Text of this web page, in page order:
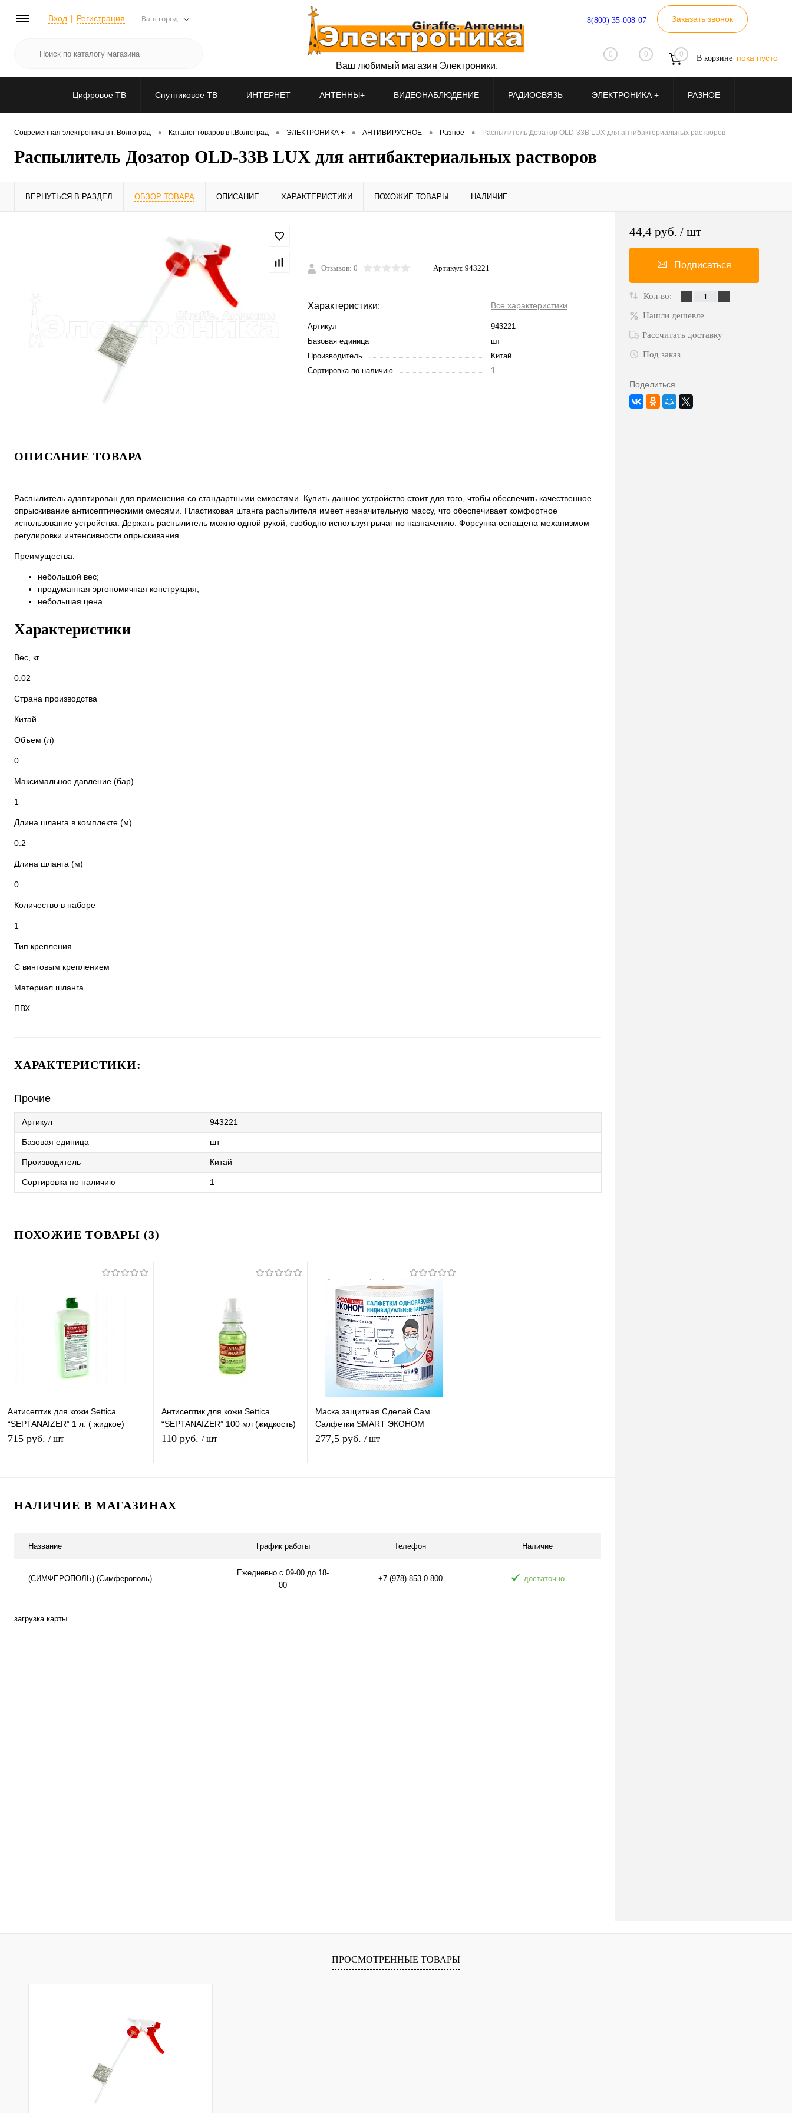
Вход Регистрация Ваш город: 8(800) 35-008-07 Заказать звонок
0 0 0 В корзине пока пусто
Ваш любимый магазин Электроники.
Цифровое ТВ Спутниковое ТВ ИНТЕРНЕТ АНТЕННЫ+ ВИДЕОНАБЛЮДЕНИЕ РАДИОСВЯЗЬ ЭЛЕКТРОНИКА + РАЗНОЕ
Современная электроника в г. Волгоград • Каталог товаров в г.Волгоград • ЭЛЕКТРОНИКА + • АНТИВИРУСНОЕ • Разное • Распылитель Дозатор OLD-33B LUX для антибактериальных растворов
Распылитель Дозатор OLD-33B LUX для антибактериальных растворов
ВЕРНУТЬСЯ В РАЗДЕЛ ОБЗОР ТОВАРА ОПИСАНИЕ ХАРАКТЕРИСТИКИ ПОХОЖИЕ ТОВАРЫ НАЛИЧИЕ
Отзывов: 0 Артикул: 943221
Характеристики: Все характеристики
Артикул
943221
Базовая единица
шт
Производитель
Китай
Сортировка по наличию
1
ОПИСАНИЕ ТОВАРА
Распылитель адаптирован для применения со стандартными емкостями. Купить данное устройство стоит для того, чтобы обеспечить качественное
опрыскивание антисептическими смесями. Пластиковая штанга распылителя имеет незначительную массу, что обеспечивает комфортное
использование устройства. Держать распылитель можно одной рукой, свободно используя рычаг по назначению. Форсунка оснащена механизмом
регулировки интенсивности опрыскивания.
Преимущества:
небольшой вес;
продуманная эргономичная конструкция;
небольшая цена.
Характеристики
Вес, кг
0.02
Страна производства
Китай
Объем (л)
0
Максимальное давление (бар)
1
Длина шланга в комплекте (м)
0.2
Длина шланга (м)
0
Количество в наборе
1
Тип крепления
С винтовым креплением
Материал шланга
ПВХ
ХАРАКТЕРИСТИКИ:
Прочие
Артикул 943221
Базовая единица шт
Производитель Китай
Сортировка по наличию 1
ПОХОЖИЕ ТОВАРЫ (3)
Антисептик для кожи Settica
“SEPTANAIZER” 1 л. ( жидкое)
противовирусный. Еврофлакон под
715 руб. / шт
Купить в 1 клик К сравнению
Антисептик для кожи Settica
“SEPTANAIZER” 100 мл (жидкость)
обеззараживающее средство
110 руб. / шт
Купить в 1 клик
Маска защитная Сделай Сам
Салфетки SMART ЭКОНОМ
одноразовые индивидуальные
277,5 руб. / шт
НАЛИЧИЕ В МАГАЗИНАХ
Название График работы Телефон Наличие
(СИМФЕРОПОЛЬ) (Симферополь)
Ежедневно с 09-00 до 18-
00
+7 (978) 853-0-800 достаточно
загрузка карты...
44,4 руб. / шт
Подписаться
Кол-во:
Нашли дешевле
Рассчитать доставку
Под заказ
Поделиться
ПРОСМОТРЕННЫЕ ТОВАРЫ